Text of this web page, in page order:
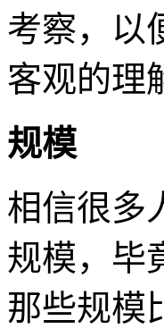
考察，以
客观的理
规模
相信很多
规模，毕
那些规模